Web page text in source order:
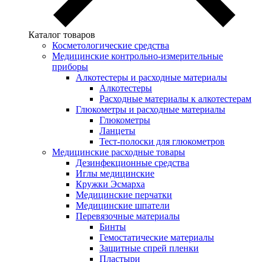
Каталог товаров
Косметологические средства
Медицинские контрольно-измерительные
приборы
Алкотестеры и расходные материалы
Алкотестеры
Расходные материалы к алкотестерам
Глюкометры и расходные материалы
Глюкометры
Ланцеты
Тест-полоски для глюкометров
Медицинские расходные товары
Дезинфекционные средства
Иглы медицинские
Кружки Эсмарха
Медицинские перчатки
Медицинские шпатели
Перевязочные материалы
Бинты
Гемостатические материалы
Защитные спрей пленки
Пластыри